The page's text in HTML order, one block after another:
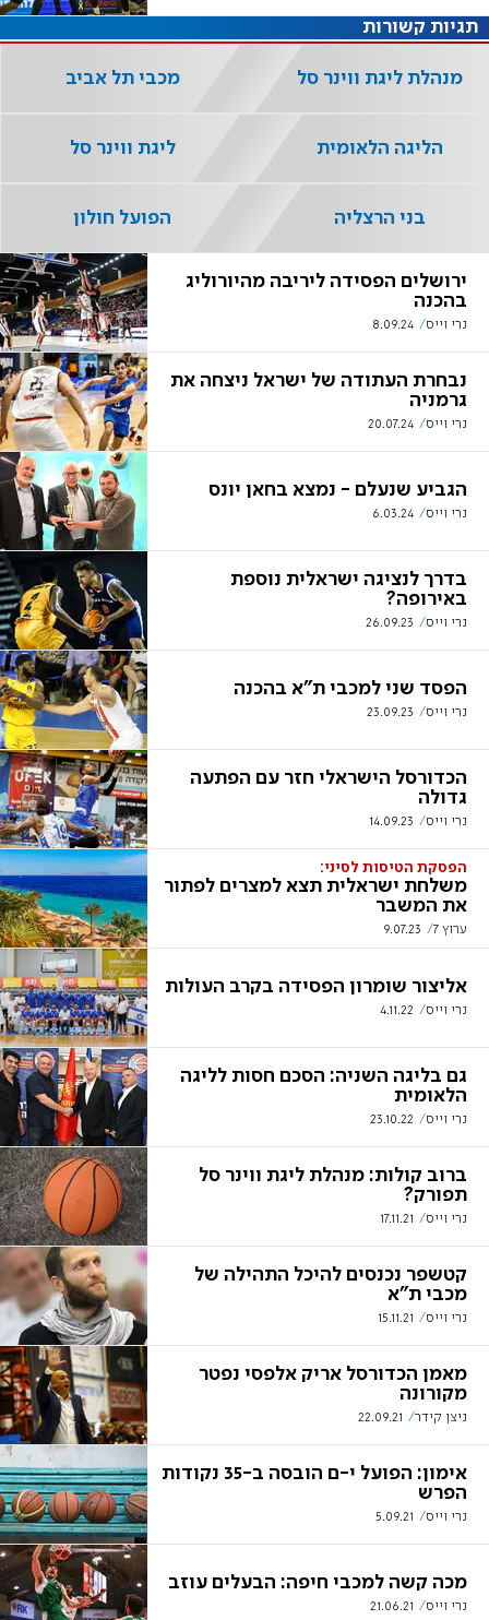
ירושלים הפסידה ליריבה מהיורוליג
בהכנה
נרי וייס 8.09.24
נבחרת העתודה של ישראל ניצחה את
גרמניה
נרי וייס 20.07.24
הגביע שנעלם - נמצא בחאן יונס
נרי וייס 6.03.24
בדרך לנציגה ישראלית נוספת
באירופה?
נרי וייס 26.09.23
הפסד שני למכבי ת"א בהכנה
נרי וייס 23.09.23
הכדורסל הישראלי חזר עם הפתעה
גדולה
נרי וייס 14.09.23
הפסקת הטיסות לסיני:
משלחת ישראלית תצא למצרים לפתור
את המשבר
ערוץ 7 9.07.23
אליצור שומרון הפסידה בקרב העולות
נרי וייס 4.11.22
גם בליגה השניה: הסכם חסות לליגה
הלאומית
נרי וייס 23.10.22
ברוב קולות: מנהלת ליגת ווינר סל
תפורק?
נרי וייס 17.11.21
קטשפר נכנסים להיכל התהילה של
מכבי ת"א
נרי וייס 15.11.21
מאמן הכדורסל אריק אלפסי נפטר
מקורונה
ניצן קידר 22.09.21
אימון: הפועל י-ם הובסה ב-35 נקודות
הפרש
נרי וייס 5.09.21
מכה קשה למכבי חיפה: הבעלים עוזב
נרי וייס 21.06.21
תגיות קשורות
מנהלת ליגת ווינר סל מכבי תל אביב
הליגה הלאומית ליגת ווינר סל
בני הרצליה הפועל חולון